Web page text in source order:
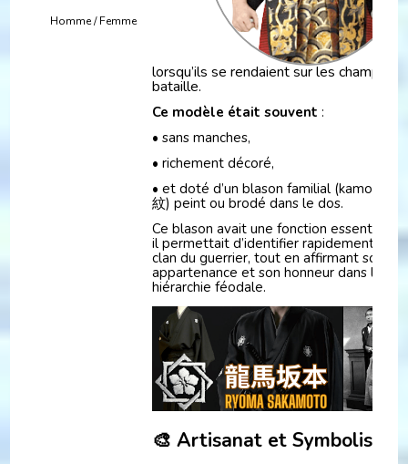
Homme / Femme
lorsqu’ils se rendaient sur les champs de
bataille.
Ce modèle était souvent :
• sans manches,
• richement décoré,
• et doté d’un blason familial (kamon, 家
紋) peint ou brodé dans le dos.
Ce blason avait une fonction essentielle :
il permettait d’identifier rapidement le
clan du guerrier, tout en affirmant son
appartenance et son honneur dans la
hiérarchie féodale.
🎨 Artisanat et Symbolisme